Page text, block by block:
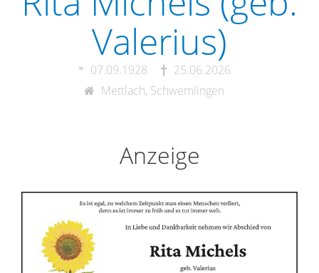
Valerius)
07.09.1928
25.06.2026
Mettlach, Schwemlingen
Anzeige